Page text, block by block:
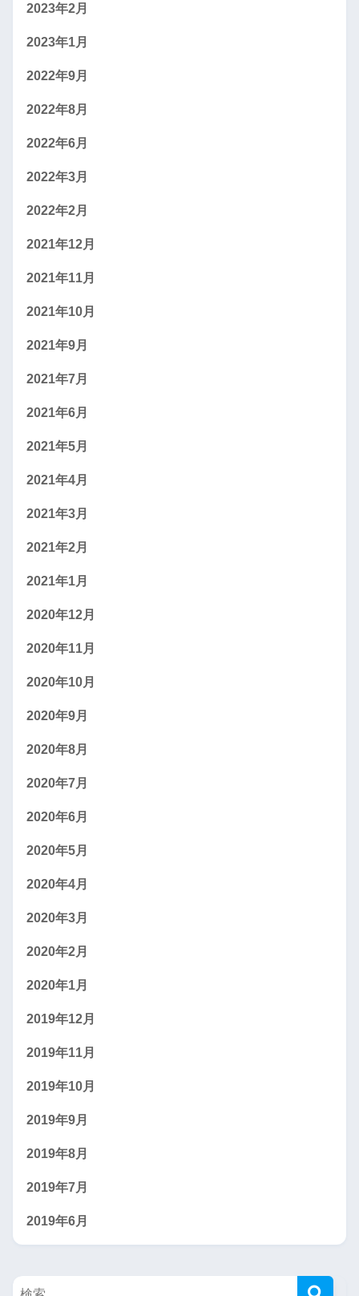
2023年2月
2023年1月
2022年9月
2022年8月
2022年6月
2022年3月
2022年2月
2021年12月
2021年11月
2021年10月
2021年9月
2021年7月
2021年6月
2021年5月
2021年4月
2021年3月
2021年2月
2021年1月
2020年12月
2020年11月
2020年10月
2020年9月
2020年8月
2020年7月
2020年6月
2020年5月
2020年4月
2020年3月
2020年2月
2020年1月
2019年12月
2019年11月
2019年10月
2019年9月
2019年8月
2019年7月
2019年6月